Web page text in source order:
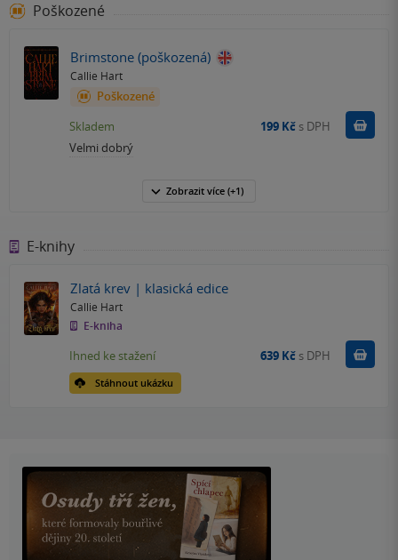
Poškozené
Brimstone (poškozená)
Callie Hart
Poškozené
Velmi dobrý
Skladem 199 Kč s DPH
Zobrazit více (+1)
E-knihy
Zlatá krev | klasická edice
Callie Hart
E-kniha
Stáhnout ukázku
Ihned ke stažení 639 Kč s DPH Koupit